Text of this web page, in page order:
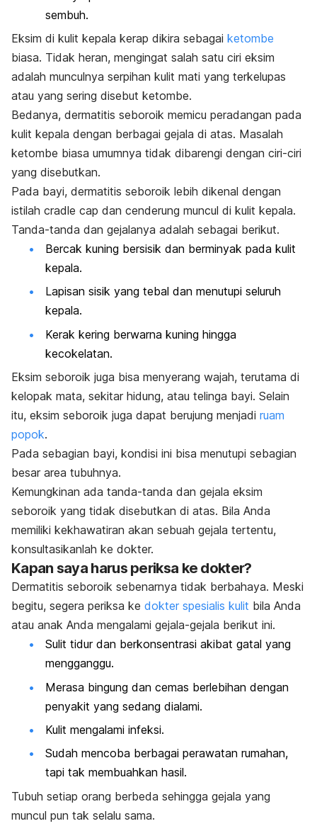
sembuh.
Eksim di kulit kepala kerap dikira sebagai ketombe
biasa. Tidak heran, mengingat salah satu ciri eksim
adalah munculnya serpihan kulit mati yang terkelupas
atau yang sering disebut ketombe.
Bedanya, dermatitis seboroik memicu peradangan pada
kulit kepala dengan berbagai gejala di atas. Masalah
ketombe biasa umumnya tidak dibarengi dengan ciri-ciri
yang disebutkan.
Pada bayi, dermatitis seboroik lebih dikenal dengan
istilah cradle cap dan cenderung muncul di kulit kepala.
Tanda-tanda dan gejalanya adalah sebagai berikut.
Bercak kuning bersisik dan berminyak pada kulit
kepala.
Lapisan sisik yang tebal dan menutupi seluruh
kepala.
Kerak kering berwarna kuning hingga
kecokelatan.
Eksim seboroik juga bisa menyerang wajah, terutama di
kelopak mata, sekitar hidung, atau telinga bayi. Selain
itu, eksim seboroik juga dapat berujung menjadi ruam
popok.
Pada sebagian bayi, kondisi ini bisa menutupi sebagian
besar area tubuhnya.
Kemungkinan ada tanda-tanda dan gejala eksim
seboroik yang tidak disebutkan di atas. Bila Anda
memiliki kekhawatiran akan sebuah gejala tertentu,
konsultasikanlah ke dokter.
Kapan saya harus periksa ke dokter?
Dermatitis seboroik sebenarnya tidak berbahaya. Meski
begitu, segera periksa ke dokter spesialis kulit bila Anda
atau anak Anda mengalami gejala-gejala berikut ini.
Sulit tidur dan berkonsentrasi akibat gatal yang
mengganggu.
Merasa bingung dan cemas berlebihan dengan
penyakit yang sedang dialami.
Kulit mengalami infeksi.
Sudah mencoba berbagai perawatan rumahan,
tapi tak membuahkan hasil.
Tubuh setiap orang berbeda sehingga gejala yang
muncul pun tak selalu sama.